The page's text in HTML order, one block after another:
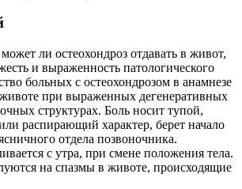
ли остеохондроз отдавать в живот,
и выраженность патологического
больных с остеохондрозом в анамнезе
при выраженных дегенеративных
структурах. Боль носит тупой,
распирающий характер, берет начало
отдела позвоночника.
с утра, при смене положения тела.
на спазмы в животе, происходящие